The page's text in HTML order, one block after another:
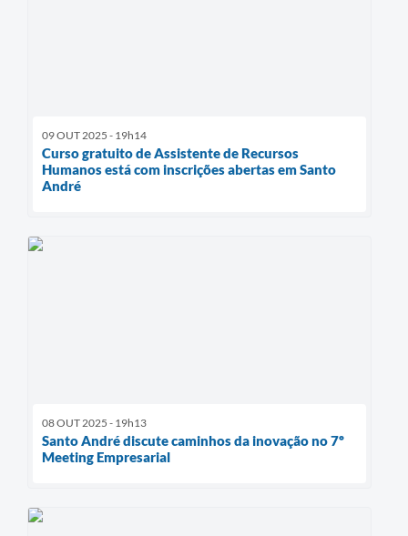
09 OUT 2025 - 19h14
Curso gratuito de Assistente de Recursos
Humanos está com inscrições abertas em Santo
André
08 OUT 2025 - 19h13
Santo André discute caminhos da inovação no 7º
Meeting Empresarial